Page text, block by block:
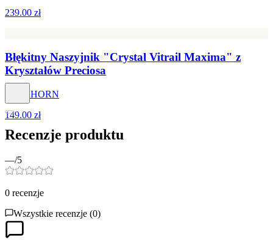
239.00 zł
Błękitny Naszyjnik "Crystal Vitrail Maxima" z
Kryształów Preciosa
STAGHORN
149.00 zł
Recenzje produktu
—/5
0 recenzje
Wszystkie recenzje (0)